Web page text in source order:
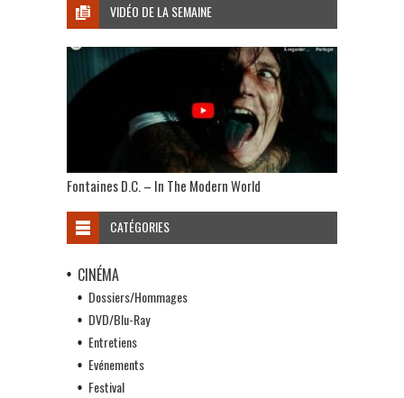
VIDÉO DE LA SEMAINE
Fontaines D.C. – In The Modern World
CATÉGORIES
CINÉMA
Dossiers/Hommages
DVD/Blu-Ray
Entretiens
Evénements
Festival